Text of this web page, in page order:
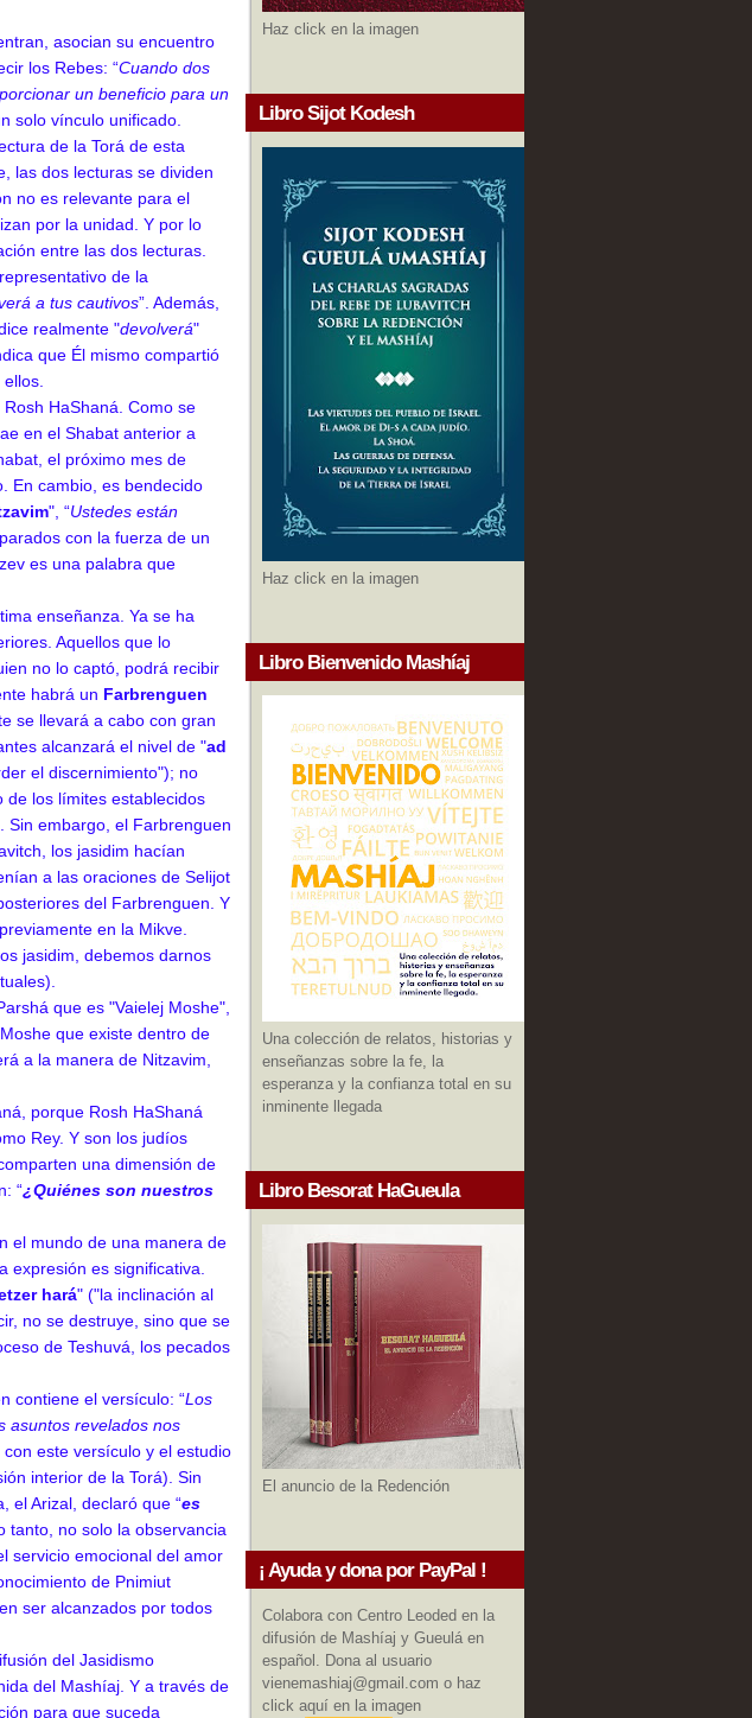
asocian su encuentro
los Rebes: “Cuando dos
un beneficio para un
solo vínculo unificado.
de la Torá de esta
las dos lecturas se dividen
no es relevante para el
por la unidad. Y por lo
entre las dos lecturas.
de la
a tus cautivos”. Además,
realmente "devolverá"
que Él mismo compartió
HaShaná. Como se
en el Shabat anterior a
el próximo mes de
En cambio, es bendecido
", “Ustedes están
con la fuerza de un
es una palabra que
enseñanza. Ya se ha
Aquellos que lo
no lo captó, podrá recibir
habrá un Farbrenguen
se llevará a cabo con gran
alcanzará el nivel de "ad
el discernimiento"); no
de los límites establecidos
Sin embargo, el Farbrenguen
los jasidim hacían
a las oraciones de Selijot
del Farbrenguen. Y
en la Mikve.
jasidim, debemos darnos
que es "Vaielej Moshe",
que existe dentro de
a la manera de Nitzavim,
porque Rosh HaShaná
Rey. Y son los judíos
una dimensión de
“¿Quiénes son nuestros
el mundo de una manera de
expresión es significativa.
hará" ("la inclinación al
no se destruye, sino que se
de Teshuvá, los pecados
contiene el versículo: “Los
asuntos revelados nos
con este versículo y el estudio
interior de la Torá). Sin
el Arizal, declaró que “es
tanto, no solo la observancia
servicio emocional del amor
de Pnimiut
ser alcanzados por todos
del Jasidismo
del Mashíaj. Y a través de
para que suceda
Haz click en la imagen
Libro Sijot Kodesh
Haz click en la imagen
Libro Bienvenido Mashíaj
Una colección de relatos, historias y
enseñanzas sobre la fe, la
esperanza y la confianza total en su
inminente llegada
Libro Besorat HaGueula
El anuncio de la Redención
¡ Ayuda y dona por PayPal !
Colabora con Centro Leoded en la
difusión de Mashíaj y Gueulá en
español. Dona al usuario
vienemashiaj@gmail.com o haz
click aquí en la imagen